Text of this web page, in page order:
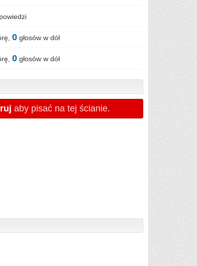
0 głosów w dół
0 głosów w dół
aby pisać na tej ścianie.